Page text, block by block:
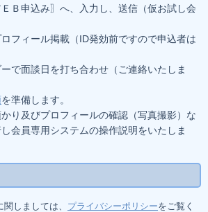
Ｂ申込み〗へ、入力し、送信（仮お試し会
フィール掲載（ID発効前ですので申込者は
で面談日を打ち合わせ（ご連絡いたしま
を準備します。
り及びプロフィールの確認（写真撮影）な
会員専用システムの操作説明をいたしま
しましては、 プライバシーポリシーをご覧く